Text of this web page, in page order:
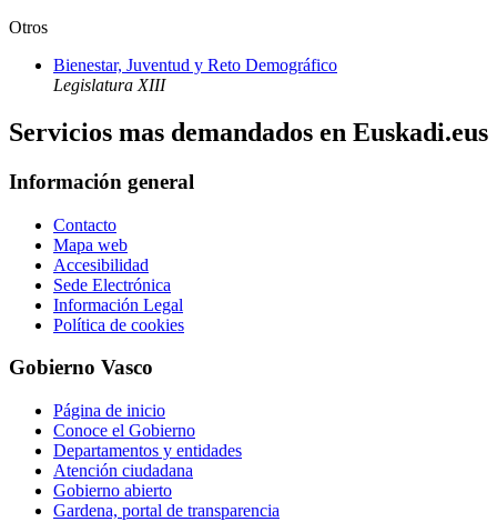
Otros
Bienestar, Juventud y Reto Demográfico
Legislatura XIII
Servicios mas demandados en Euskadi.eus
Información general
Contacto
Mapa web
Accesibilidad
Sede Electrónica
Información Legal
Política de cookies
Gobierno Vasco
Página de inicio
Conoce el Gobierno
Departamentos y entidades
Atención ciudadana
Gobierno abierto
Gardena, portal de transparencia